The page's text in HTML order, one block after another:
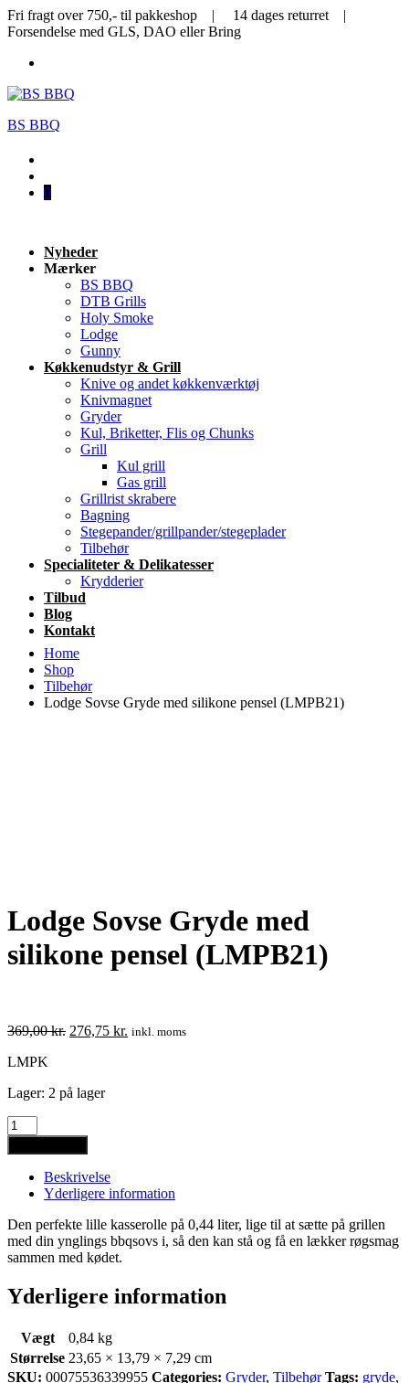
Fri fragt over 750,- til pakkeshop | 14 dages returret |
Forsendelse med GLS, DAO eller Bring
BS BBQ
0
Nyheder
Mærker
BS BBQ
DTB Grills
Holy Smoke
Lodge
Gunny
Køkkenudstyr & Grill
Knive og andet køkkenværktøj
Knivmagnet
Gryder
Kul, Briketter, Flis og Chunks
Grill
Kul grill
Gas grill
Grillrist skrabere
Bagning
Stegepander/grillpander/stegeplader
Tilbehør
Specialiteter & Delikatesser
Krydderier
Tilbud
Blog
Kontakt
Home
Shop
Tilbehør
Lodge Sovse Gryde med silikone pensel (LMPB21)
Lodge Sovse Gryde med
silikone pensel (LMPB21)
369,00kr. Den
369,00 kr..
276,75 kr. Den
inkl. moms
LMPK
Lager: 2 på lager
Lodge
Sovse
Gryde
med
silikone
(LMPB21)
quantity
Beskrivelse
Yderligere information
Den perfekte lille kasserolle på 0,44 liter, lige til at sætte på grillen
med din ynglings bbqsovs i, så den kan stå og få en lækker røgsmag
sammen med kødet.
Yderligere information
Vægt
0,84 kg
Størrelse 23,65 × 13,79 × 7,29 cm
SKU: 00075536339955 Categories: Gryder, Tilbehør Tags: gryde,